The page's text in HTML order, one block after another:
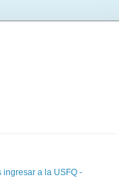
ingresar a la USFQ -